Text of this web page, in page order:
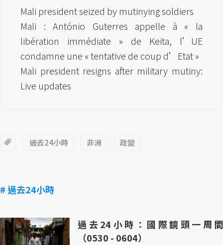
Mali president seized by mutinying soldiers
Mali : António Guterres appelle à « la
libération immédiate » de Keita, l’UE
condamne une « tentative de coup d’Etat »
Mali president resigns after military mutiny:
Live updates
過去24小時 非洲 政變
# 過去24小時
過去24小時：國際鏡頭一周間
（0530 - 0604）